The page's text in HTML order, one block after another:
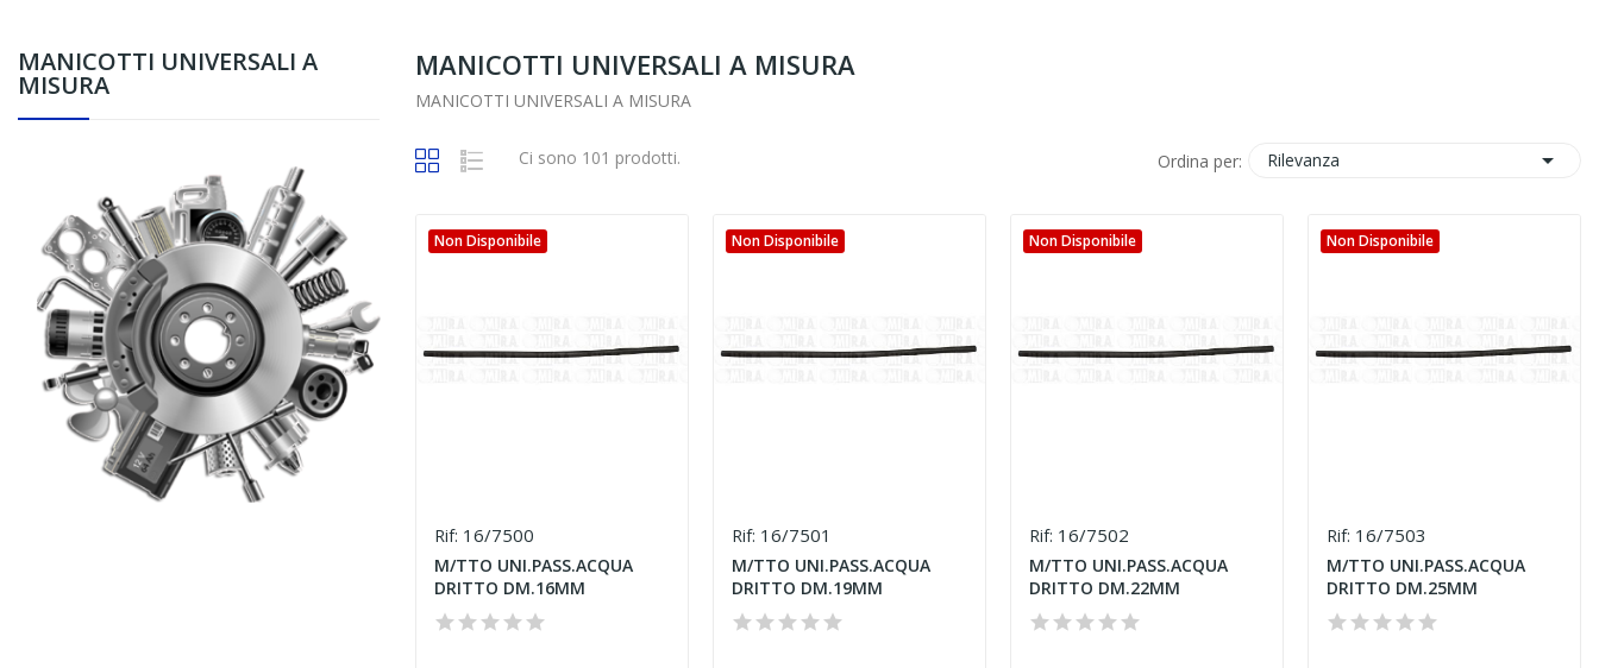
MANICOTTI UNIVERSALI A
MISURA
MANICOTTI UNIVERSALI A MISURA
MANICOTTI UNIVERSALI A MISURA
Ci sono 101 prodotti. Ordina per: Rilevanza 
Non Disponibile
Rif: 16/7500
M/TTO UNI.PASS.ACQUA
DRITTO DM.16MM
Non Disponibile
Rif: 16/7501
M/TTO UNI.PASS.ACQUA
DRITTO DM.19MM
Non Disponibile
Rif: 16/7502
M/TTO UNI.PASS.ACQUA
DRITTO DM.22MM
Non Disponibile
Rif: 16/7503
M/TTO UNI.PASS.ACQUA
DRITTO DM.25MM